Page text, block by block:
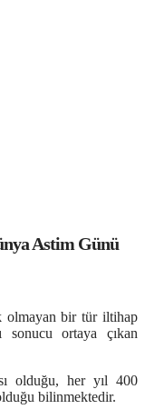
Günü
olmayan bir tür iltihap
sonucu ortaya çıkan
olduğu, her yıl 400
bilinmektedir.